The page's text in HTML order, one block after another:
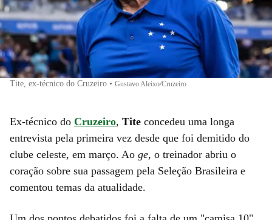
Tite, ex-técnico do Cruzeiro • Gustavo Aleixo/Cruzeiro
Ex-técnico do Cruzeiro, Tite concedeu uma longa
entrevista pela primeira vez desde que foi demitido do
clube celeste, em março. Ao ge, o treinador abriu o
coração sobre sua passagem pela Seleção Brasileira e
comentou temas da atualidade.